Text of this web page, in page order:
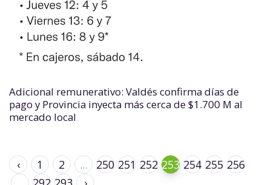
Adicional remunerativo: Valdés confirma días de
pago y Provincia inyecta más cerca de $1.700 M al
mercado local
‹ 1 2 ... 250 251 252 253 254 255 256